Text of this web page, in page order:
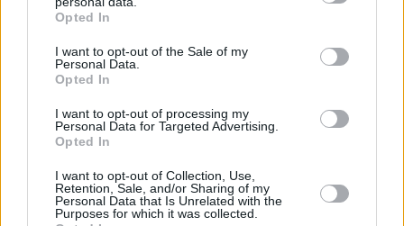
grant or deny consent to Google and its third-party tags to
use your data for below specified purposes in below Google
consent section.
Opted In
I want to opt-out of the Sale of my
Personal Data.
Opted In
I want to opt-out of processing my
Personal Data for Targeted Advertising.
Opted In
I want to opt-out of Collection, Use,
Retention, Sale, and/or Sharing of my
Personal Data that Is Unrelated with the
Purposes for which it was collected.